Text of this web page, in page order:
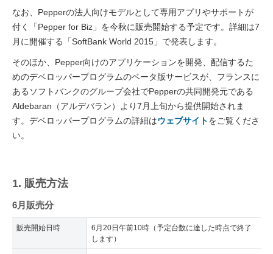
なお、Pepperの法人向けモデルとして専用アプリやサポートが
付く「Pepper for Biz」を今秋に販売開始する予定です。詳細は7
月に開催する「SoftBank World 2015」で発表します。
そのほか、Pepper向けのアプリケーションを開発、配信するた
めのデベロッパープログラムのベータ版サービスが、フランスに
あるソフトバンクのグループ会社でPepperの共同開発元である
Aldebaran（アルデバラン）より7月上旬から提供開始されま
す。デベロッパープログラムの詳細はウェブサイトをご覧くださ
い。
1. 販売方法
6月販売分
販売開始日時
6月20日午前10時（予定台数に達した時点で終了
します）